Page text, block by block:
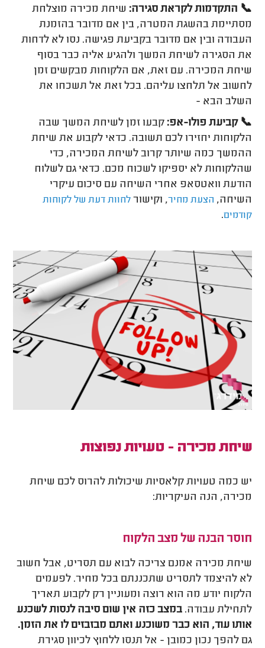
📞 התקדמות לקראת סגירה: שיחת מכירה מוצלחת
מסתיימת בהשגת המטרה, בין אם מדובר בהזמנת
העבודה ובין אם מדובר בקביעת פגישה. נסו לא לדחות
את הסגירה לשיחת המשך ולהגיע אליה כבר בסוף
שיחת המכירה. עם זאת, אם הלקוחות מבקשים זמן
לחשוב אל תלחצו עליהם. בכל זאת אל תשכחו את
השלב הבא -
📞 קביעת פולו-אפ: קבעו זמן לשיחת המשך שבה
הלקוחות יחזירו לכם תשובה. כדאי לקבוע את שיחת
ההמשך כמה שיותר קרוב לשיחת המכירה, כדי
שהלקוחות לא יספיקו לשכוח מכם. כדאי גם לשלוח
הודעת וואטסאפ אחרי השיחה עם סיכום עיקרי
השיחה, הצעת מחיר, וקישורלחוות דעת של לקוחות
קודמים.
שיחת מכירה - טעויות נפוצות
יש כמה טעויות קלאסיות שיכולות להרוס לכם שיחת
מכירה, הנה העיקריות:
חוסר הבנה של מצב הלקוח
שיחת מכירה אמנם צריכה לבוא עם תסריט, אבל חשוב
לא להיצמד לתסריט שתכננתם בכל מחיר. לפעמים
הלקוח יודע מה הוא רוצה ומעוניין רק לקבוע תאריך
לתחילת עבודה.במצב כזה אין שום סיבה לנסות לשכנע
אותו עוד, הוא כבר משוכנע ואתם מבזבזים לו את הזמן.
גם להפך נכון כמובן - אל תנסו ללחוץ לכיוון סגירת